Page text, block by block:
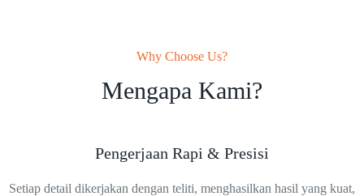
Why Choose Us?
Mengapa Kami?
Pengerjaan Rapi & Presisi
Setiap detail dikerjakan dengan teliti, menghasilkan hasil yang kuat,